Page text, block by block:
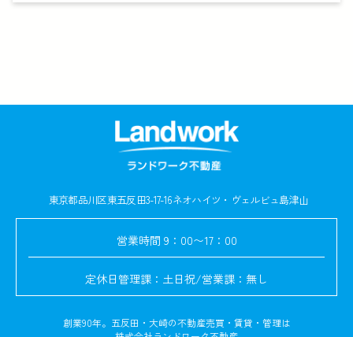
東京都品川区東五反田3-17-16ネオハイツ・ヴェルビュ島津山
営業時間 9：00〜17：00
定休日管理課：土日祝/営業課：無し
創業90年。五反田・大崎の不動産売買・賃貸・管理は